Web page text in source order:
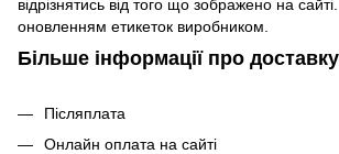
відрізнятись від того що зображено на
оновленням етикеток виробником.
Більше інформації про доставку
Післяплата
Онлайн оплата на сайті